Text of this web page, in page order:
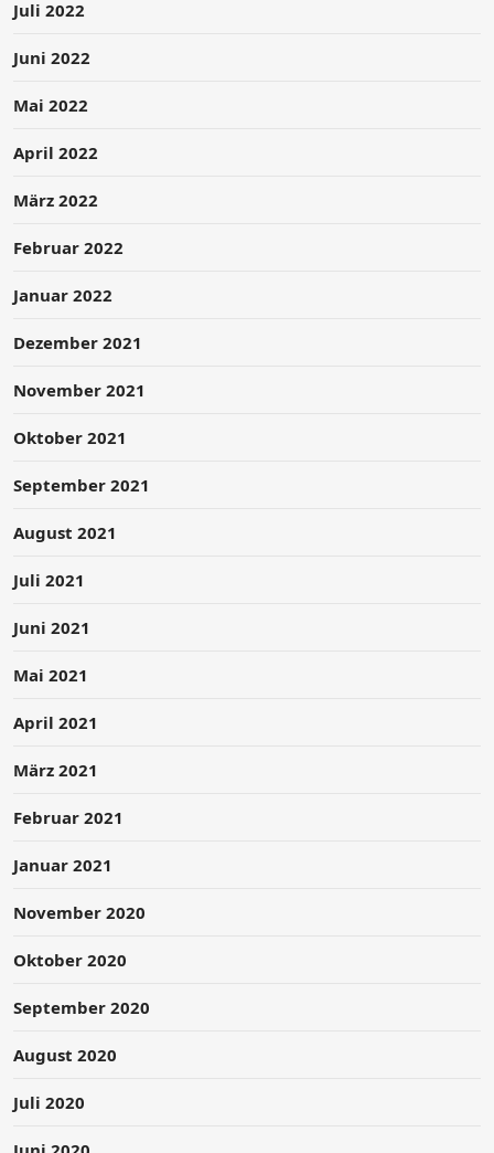
Juli 2022
Juni 2022
Mai 2022
April 2022
März 2022
Februar 2022
Januar 2022
Dezember 2021
November 2021
Oktober 2021
September 2021
August 2021
Juli 2021
Juni 2021
Mai 2021
April 2021
März 2021
Februar 2021
Januar 2021
November 2020
Oktober 2020
September 2020
August 2020
Juli 2020